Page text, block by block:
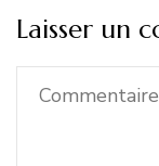
Laisser un